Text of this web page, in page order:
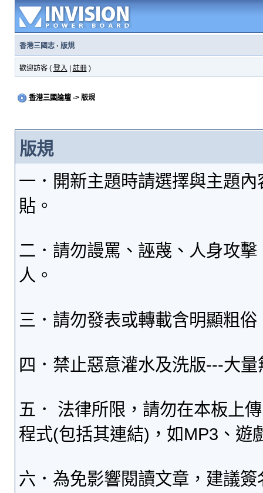
香港三國志· 版規
歡迎訪客 ( 登入 註冊)
香港三國論壇-> 版規
版規
一．開新主題時請選擇與主題
貼。
二．請勿謾罵、誣蔑、人身攻
人。
三．請勿發表或轉載含明顯粗
四．禁止惡意灌水及洗版---大
五． 法律所限，請勿在本板上
程式(包括其連結)，如MP3、遊
六．為免影響閱讀文章，建議